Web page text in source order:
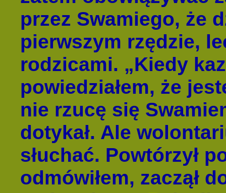
przez Swamiego, że
pierwszym rzędzie,
rodzicami. „Kiedy
powiedziałem, że
nie rzucę się
dotykał. Ale
słuchać. Powtórzył
odmówiłem, zaczął